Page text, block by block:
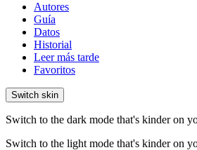
Autores
Guía
Datos
Historial
Leer más tarde
Favoritos
Switch skin
Switch to the dark mode that's kinder on
Switch to the light mode that's kinder on